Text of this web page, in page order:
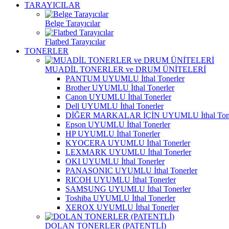
TARAYICILAR
Belge Tarayıcılar
Flatbed Tarayıcılar
TONERLER
MUADİL TONERLER ve DRUM ÜNİTELERİ
PANTUM UYUMLU İthal Tonerler
Brother UYUMLU İthal Tonerler
Canon UYUMLU İthal Tonerler
Dell UYUMLU İthal Tonerler
DİĞER MARKALAR İÇİN UYUMLU İthal
Epson UYUMLU İthal Tonerler
HP UYUMLU İthal Tonerler
KYOCERA UYUMLU İthal Tonerler
LEXMARK UYUMLU İthal Tonerler
OKI UYUMLU İthal Tonerler
PANASONIC UYUMLU İthal Tonerler
RICOH UYUMLU İthal Tonerler
SAMSUNG UYUMLU İthal Tonerler
Toshiba UYUMLU İthal Tonerler
XEROX UYUMLU İthal Tonerler
DOLAN TONERLER (PATENTLİ)